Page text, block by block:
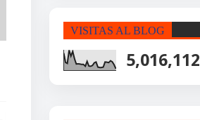
VISITAS AL BLOG
5,016,112